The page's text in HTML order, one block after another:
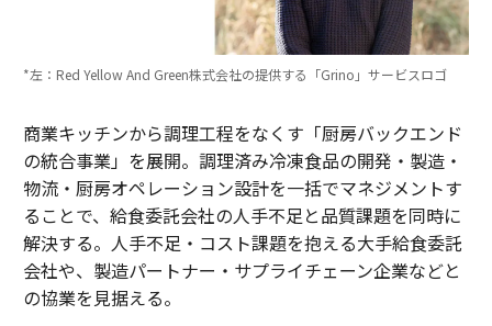
*左：Red Yellow And Green株式会社の提供する「Grino」サービスロゴ
商業キッチンから調理工程をなくす「厨房バックエンド
の統合事業」を展開。調理済み冷凍食品の開発・製造・
物流・厨房オペレーション設計を一括でマネジメントす
ることで、給食委託会社の人手不足と品質課題を同時に
解決する。人手不足・コスト課題を抱える大手給食委託
会社や、製造パートナー・サプライチェーン企業などと
の協業を見据える。